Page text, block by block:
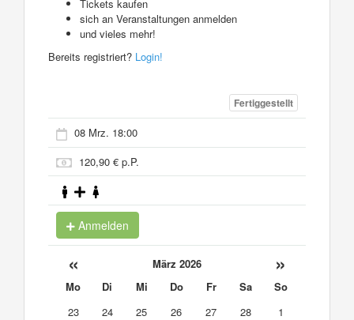
Tickets kaufen
sich an Veranstaltungen anmelden
und vieles mehr!
Bereits registriert? Login!
Fertiggestellt
08 Mrz. 18:00
120,90 € p.P.
Anmelden
« März 2026 »
Mo Di Mi Do Fr Sa
So
23
24 25 26 27 28
1